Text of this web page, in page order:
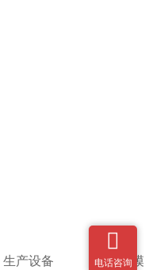
生产设备 厂房规模

电话咨询